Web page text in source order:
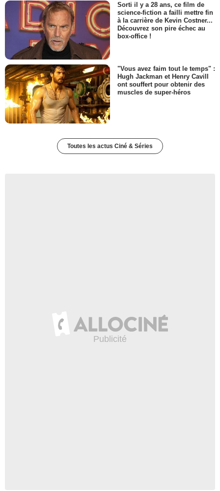
Sorti il y a 28 ans, ce film de
science-fiction a failli mettre fin
à la carrière de Kevin Costner...
Découvrez son pire échec au
box-office !
"Vous avez faim tout le temps" :
Hugh Jackman et Henry Cavill
ont souffert pour obtenir des
muscles de super-héros
Toutes les actus Ciné & Séries